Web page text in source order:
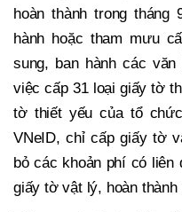
hoàn thành trong tháng
hành hoặc tham mưu
sung, ban hành các
việc cấp 31 loại giấy tờ
tờ thiết yếu của tổ
VNeID, chỉ cấp giấy tờ
bỏ các khoản phí có liên
giấy tờ vật lý, hoàn thành